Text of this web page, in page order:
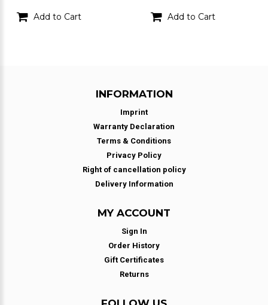
Add to Cart Add to Cart
INFORMATION
Imprint
Warranty Declaration
Terms & Conditions
Privacy Policy
Right of cancellation policy
Delivery Information
MY ACCOUNT
Sign In
Order History
Gift Certificates
Returns